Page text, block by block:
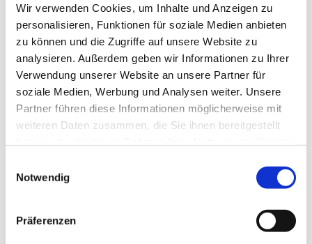
Wir verwenden Cookies, um Inhalte und Anzeigen zu
personalisieren, Funktionen für soziale Medien anbieten
zu können und die Zugriffe auf unsere Website zu
analysieren. Außerdem geben wir Informationen zu Ihrer
Verwendung unserer Website an unsere Partner für
soziale Medien, Werbung und Analysen weiter. Unsere
Partner führen diese Informationen möglicherweise mit
weiteren Daten zusammen, die Sie ihnen bereitgestellt
Notwendig
Präferenzen
Dies könnte Sie auch interessieren